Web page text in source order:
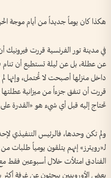
هكذا كان يوماً جديداً من أيام موجة
في مدينة تور الفرنسية قررت فيرونيك
عن عطلة، بل عن ليلة تستطيع أن تنام
داخل منزلها أصبحت لا تُحتمل، وإنها
قررت أن تنفق جزءاً من ميزانية
تحتاج إليه قبل أي شيء هو «القدرة على
ولم تكن وحدها، فالرئيس التنفيذي
لـ«رويترز» إنهم يتلقون يومياً
الفنادق امتلأت خلال أسبوعين فقط
بعض الأوروبيين يبحثون عن غرفة